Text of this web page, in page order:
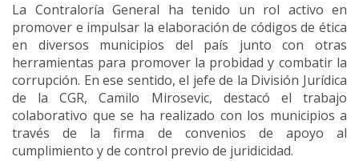
La Contraloría General ha tenido un rol activo en
promover e impulsar la elaboración de códigos de ética
en diversos municipios del país junto con otras
herramientas para promover la probidad y combatir la
corrupción. En ese sentido, el jefe de la División Jurídica
de la CGR, Camilo Mirosevic, destacó el trabajo
colaborativo que se ha realizado con los municipios a
través de la firma de convenios de apoyo al
cumplimiento y de control previo de juridicidad.